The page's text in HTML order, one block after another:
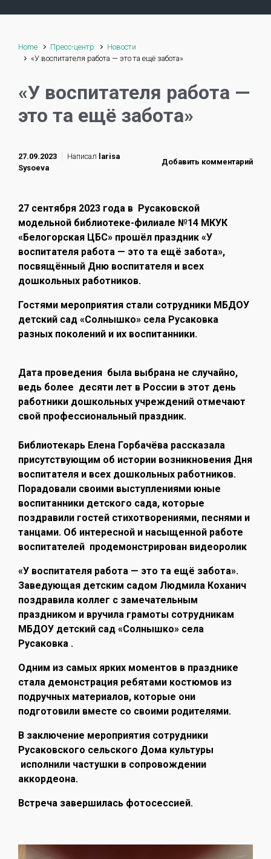
Home Пресс-центр
Новости
«У воспитателя работа — это та ещё забота»
«У воспитателя работа —
это та ещё забота»
27.09.2023 Написал larisa
Sysoeva
Добавить комментарий
27 сентября 2023 года в Русаковской
модельной библиотеке-филиале №14 МКУК
«Белогорская ЦБС» прошёл праздник «У
воспитателя работа — это та ещё забота»,
посвящённый Дню воспитателя и всех
дошкольных работников.
Гостями мероприятия стали сотрудники МБДОУ
детский сад «Солнышко» села Русаковка
разных поколений и их воспитанники.
Дата проведения была выбрана не случайно,
ведь более десяти лет в России в этот день
работники дошкольных учреждений отмечают
свой профессиональный праздник.
Библиотекарь Елена Горбачёва рассказала
присутствующим об истории возникновения Дня
воспитателя и всех дошкольных работников.
Порадовали своими выступлениями юные
воспитанники детского сада, которые
поздравили гостей стихотворениями, песнями и
танцами. Об интересной и насыщенной работе
воспитателей продемонстрирован видеоролик
«У воспитателя работа — это та ещё забота».
Заведующая детским садом Людмила Коханич
поздравила коллег с замечательным
праздником и вручила грамоты сотрудникам
МБДОУ детский сад «Солнышко» села
Русаковка .
Одним из самых ярких моментов в празднике
стала демонстрация ребятами костюмов из
подручных материалов, которые они
подготовили вместе со своими родителями.
В заключение мероприятия сотрудники
Русаковского сельского Дома культуры
исполнили частушки в сопровождении
аккордеона.
Встреча завершилась фотосессией.